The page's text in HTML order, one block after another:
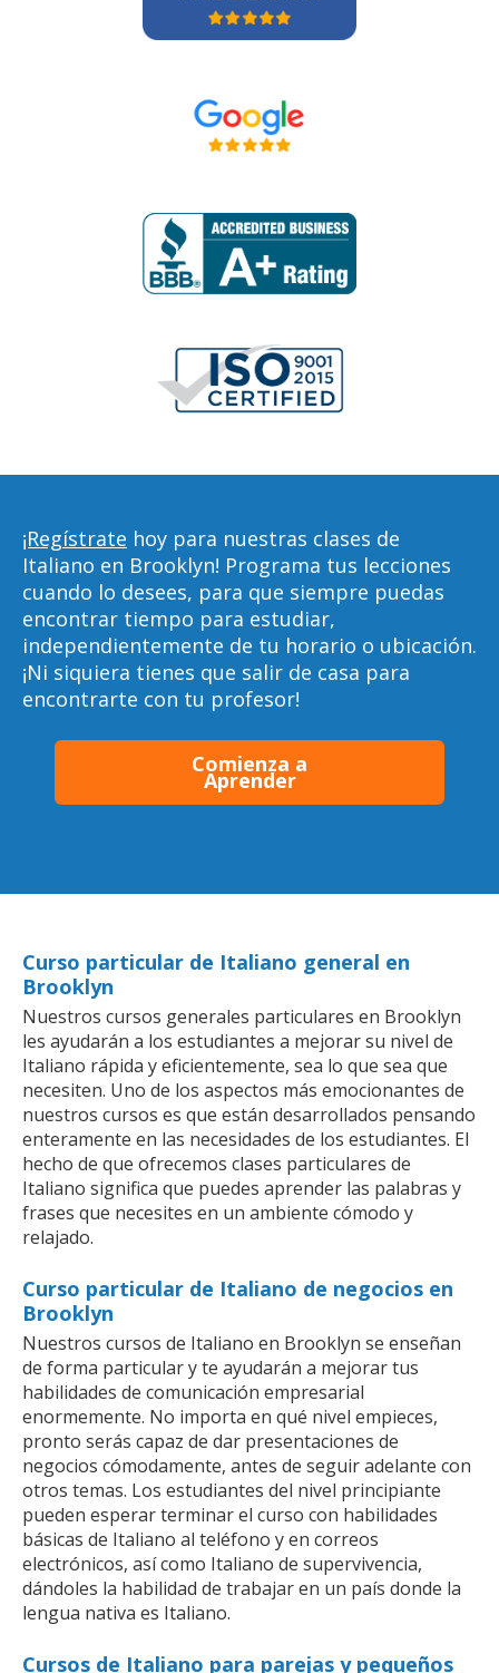
¡Regístrate hoy para nuestras clases de
Italiano en Brooklyn! Programa tus lecciones
cuando lo desees, para que siempre puedas
encontrar tiempo para estudiar,
independientemente de tu horario o ubicación.
¡Ni siquiera tienes que salir de casa para
encontrarte con tu profesor!
Comienza a
Aprender
Curso particular de Italiano general en
Brooklyn
Nuestros cursos generales particulares en Brooklyn
les ayudarán a los estudiantes a mejorar su nivel de
Italiano rápida y eficientemente, sea lo que sea que
necesiten. Uno de los aspectos más emocionantes de
nuestros cursos es que están desarrollados pensando
enteramente en las necesidades de los estudiantes. El
hecho de que ofrecemos clases particulares de
Italiano significa que puedes aprender las palabras y
frases que necesites en un ambiente cómodo y
relajado.
Curso particular de Italiano de negocios en
Brooklyn
Nuestros cursos de Italiano en Brooklyn se enseñan
de forma particular y te ayudarán a mejorar tus
habilidades de comunicación empresarial
enormemente. No importa en qué nivel empieces,
pronto serás capaz de dar presentaciones de
negocios cómodamente, antes de seguir adelante con
otros temas. Los estudiantes del nivel principiante
pueden esperar terminar el curso con habilidades
básicas de Italiano al teléfono y en correos
electrónicos, así como Italiano de supervivencia,
dándoles la habilidad de trabajar en un país donde la
lengua nativa es Italiano.
Cursos de Italiano para parejas y pequeños